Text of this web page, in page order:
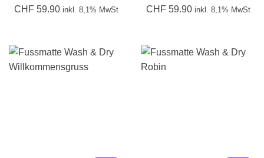
CHF59.90 inkl. 8,1% MwSt CHF59.90 inkl. 8,1% MwSt